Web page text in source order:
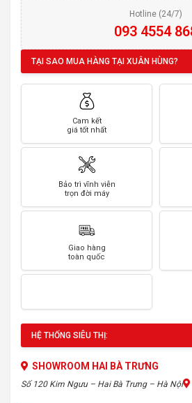
Hotline (24/7)
093 4554
TẠI SAO MUA HÀNG TẠI XUÂN HÙNG?
Cam kết
giá tốt nhất
Bảo trì vĩnh viễn
trọn đời máy
Giao hàng
toàn quốc
HỆ THỐNG SIÊU THỊ:
SHOWROOM HAI BÀ TRƯNG
Số 120 Kim Ngưu – Hai Bà Trưng – Hà Nội